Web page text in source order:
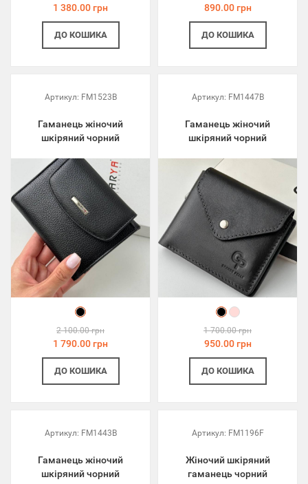
1 380.00 грн
ДО КОШИКА
890.00 грн
ДО КОШИКА
Артикул: FM1523B
Гаманець жіночий
шкіряний чорний
2 100.00 грн
1 790.00 грн
ДО КОШИКА
Артикул: FM1447B
Гаманець жіночий
шкіряний чорний
1 700.00 грн
950.00 грн
ДО КОШИКА
Артикул: FM1443B
Гаманець жіночий
шкіряний чорний
Артикул: FM1196F
Жіночий шкіряний
гаманець чорний